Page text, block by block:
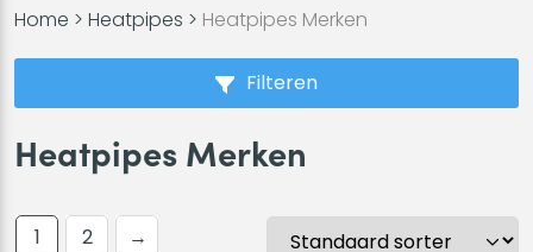
Home > Heatpipes > Heatpipes Merken
Filteren
Heatpipes Merken
1 2 →